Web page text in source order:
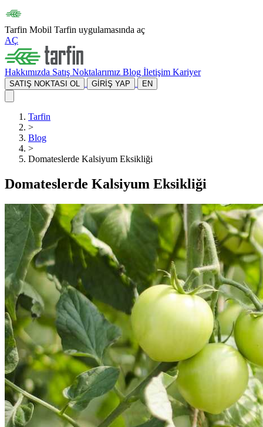
Tarfin Mobil Tarfin uygulamasında aç
AÇ
Hakkımızda Satış Noktalarımız Blog İletişim Kariyer
SATIŞ NOKTASI OL GİRİŞ YAP EN
Tarfin
>
Blog
>
Domateslerde Kalsiyum Eksikliği
Domateslerde Kalsiyum Eksikliği